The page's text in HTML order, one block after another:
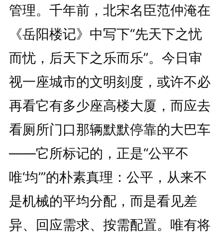
管理。千年前，北宋名臣范仲淹在
《岳阳楼记》中写下“先天下之忧
而忧，后天下之乐而乐”。今日审
视一座城市的文明刻度，或许不必
再看它有多少座高楼大厦，而应去
看厕所门口那辆默默停靠的大巴车
——它所标记的，正是“公平不
唯‘均’”的朴素真理：公平，从来不
是机械的平均分配，而是看见差
异、回应需求、按需配置。唯有将